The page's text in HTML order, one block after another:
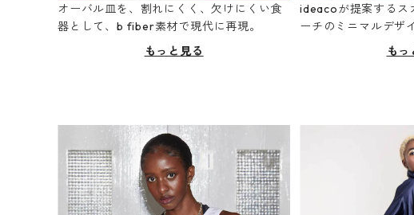
オーバル皿を、割れにくく、欠けにくい食
器として、b fiber素材で現代に再現。
もっと見る
ideacoが提案するス
ーチのミニマルデザ
もっ